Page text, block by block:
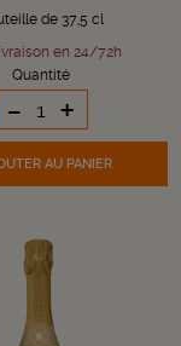
de 37,5 cl
en 24/72h
Quantité
- +
AU PANIER